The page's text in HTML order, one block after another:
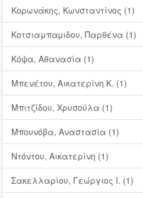
Κορωνάκης, Κωνσταντίνος (1)
Κοτσιαμπαµιδου, Παρθένα (1)
Κόψα, Αθανασία (1)
Μπενέτου, Αικατερίνη Κ. (1)
Μπιτζίδου, Χρυσούλα (1)
Μπουνόβα, Αναστασία (1)
Ντόντου, Αικατερίνη (1)
Σακελλαρίου, Γεώργιος Ι. (1)